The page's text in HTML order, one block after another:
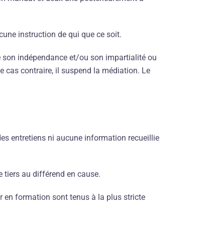
instruction de qui que ce soit.
son indépendance et/ou son impartialité ou
cas contraire, il suspend la médiation. Le
entretiens ni aucune information recueillie
tiers au différend en cause.
en formation sont tenus à la plus stricte